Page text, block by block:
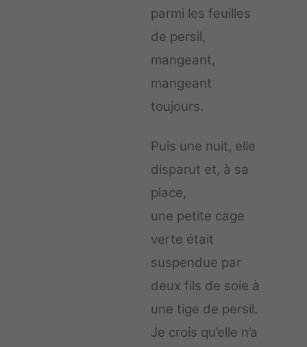
parmi les feuilles
de persil,
mangeant,
mangeant
toujours.
Puis une nuit, elle
disparut et, à sa
place,
une petite cage
verte était
suspendue par
deux fils de soie à
une tige de persil.
Je crois qu’elle n’a